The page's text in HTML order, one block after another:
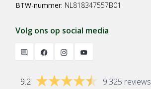
BTW-nummer: NL818347557B01
Volg ons op social media
9.2 9.325 reviews